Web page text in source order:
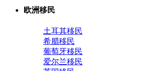
欧洲移民
土耳其移民
希腊移民
葡萄牙移民
爱尔兰移民